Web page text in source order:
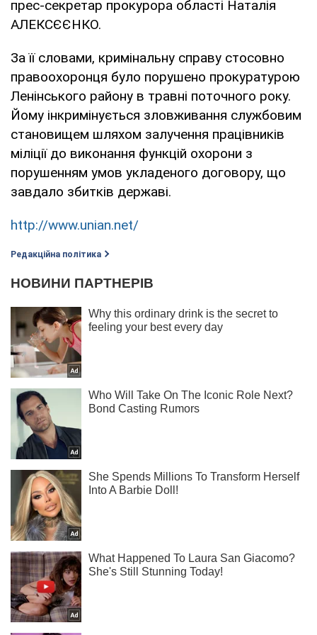
прес-секретар прокурора області Наталія
АЛЕКСЄЄНКО.
За її словами, кримінальну справу стосовно
правоохоронця було порушено прокуратурою
Ленінського району в травні поточного року.
Йому інкримінується зловживання службовим
становищем шляхом залучення працівників
міліції до виконання функцій охорони з
порушенням умов укладеного договору, що
завдало збитків державі.
http://www.unian.net/
Редакційна політика